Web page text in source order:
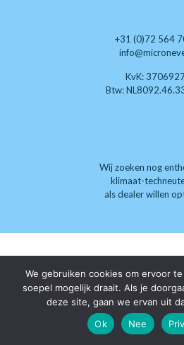
+31 (0)72 564
KvK:
Btw:
Wij zoeken nog
klimaat-
als dealer willen
We gebruiken cookies om ervoor
soepel mogelijk draait. Als je
deze site, gaan we ervan uit
Ok
Nee